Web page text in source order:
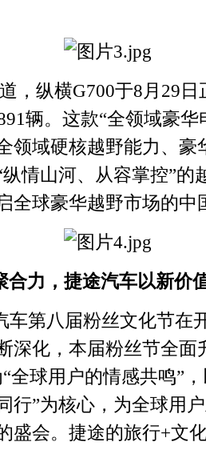
，纵横G700于8月29
辆。这款“全领域豪
领域硬核越野能力、豪
情山河、从容掌控”的
全球豪华越野市场的中
合力，捷途汽车以新价
车第八届粉丝文化节在
深化，本届粉丝节全面
全球用户的情感共鸣”
行”为核心，为全球用
盛会。捷途的旅行+文